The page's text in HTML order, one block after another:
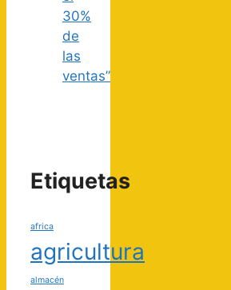
30%
de
las
ventas”
Etiquetas
africa
agricultura
almacén